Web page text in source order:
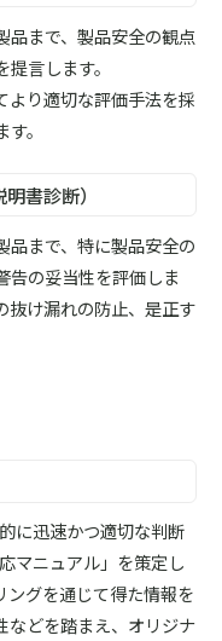
品まで、製品安全の観点
言します。
より適切な評価手法を採
。
書診断）
品まで、特に製品安全の
告の妥当性を評価しま
抜け漏れの防止、是正す
に迅速かつ適切な判断
マニュアル」を策定し
ングを通じて得た情報を
などを踏まえ、オリジナ